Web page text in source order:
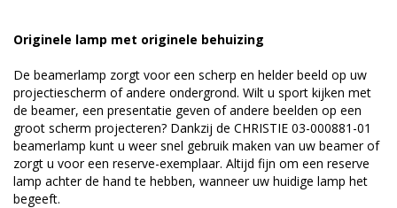
Originele lamp met originele behuizing
De beamerlamp zorgt voor een scherp en helder beeld op uw
projectiescherm of andere ondergrond. Wilt u sport kijken met
de beamer, een presentatie geven of andere beelden op een
groot scherm projecteren? Dankzij de CHRISTIE 03-000881-01
beamerlamp kunt u weer snel gebruik maken van uw beamer of
zorgt u voor een reserve-exemplaar. Altijd fijn om een reserve
lamp achter de hand te hebben, wanneer uw huidige lamp het
begeeft.